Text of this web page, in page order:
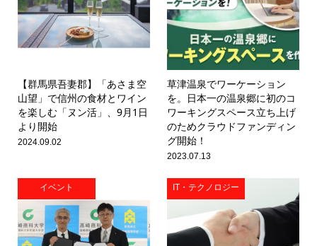
【群馬県吾妻郡】「あさま空
山望」で信州の食材とワイン
を楽しむ「ヌン活」、9月1日
より開始
2024.09.02
草津温泉でワーケーション
を。日本一の温泉郷に初のコ
ワーキングスペース立ち上げ
のためクラウドファンディン
グ開始！
2023.07.13
イベント IT・テクノロジー